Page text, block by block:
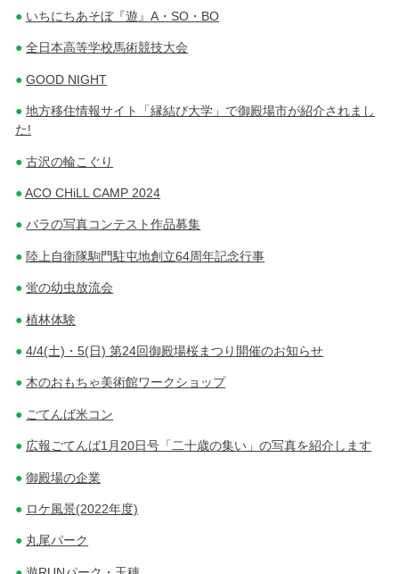
いちにちあそぼ『遊』A・SO・BO
全日本高等学校馬術競技大会
GOOD NIGHT
地方移住情報サイト「縁結び大学」で御殿場市が紹介されまし
た!
古沢の輪こぐり
ACO CHiLL CAMP 2024
バラの写真コンテスト作品募集
陸上自衛隊駒門駐屯地創立64周年記念行事
蛍の幼虫放流会
植林体験
4/4(土)・5(日) 第24回御殿場桜まつり開催のお知らせ
木のおもちゃ美術館ワークショップ
ごてんば米コン
広報ごてんば1月20日号「二十歳の集い」の写真を紹介します
御殿場の企業
ロケ風景(2022年度)
丸尾パーク